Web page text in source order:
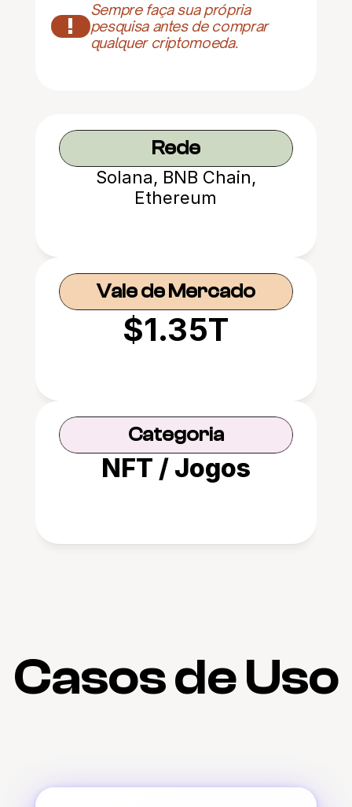
!
Sempre faça sua própria
pesquisa antes de comprar
qualquer criptomoeda.
Rede
Solana, BNB Chain,
Ethereum
Vale de Mercado
$1.35T
Categoria
NFT / Jogos
Casos de Uso